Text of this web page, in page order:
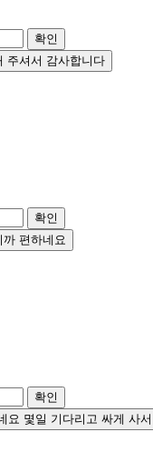
확인
주셔서 감사합니다
확인
결제하고 몇일 뒤에 장착하러 가니까 편하네요
확인
요 몇일 기다리고 싸게 사